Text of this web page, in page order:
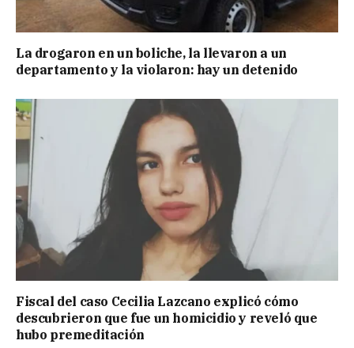
La drogaron en un boliche, la llevaron a un
departamento y la violaron: hay un detenido
Fiscal del caso Cecilia Lazcano explicó cómo
descubrieron que fue un homicidio y reveló que
hubo premeditación